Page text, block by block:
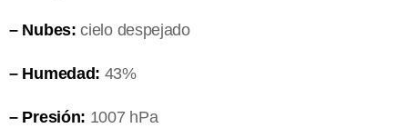
– Nubes: cielo despejado
– Humedad: 43%
– Presión: 1007 hPa